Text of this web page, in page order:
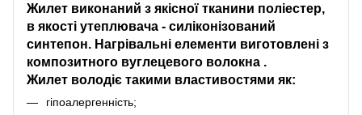
Жилет виконаний з якісної тканини поліестер,
в якості утеплювача - силіконізований
синтепон. Нагрівальні елементи виготовлені з
композитного вуглецевого волокна .
Жилет володіє такими властивостями як:
гіпоалергенність;